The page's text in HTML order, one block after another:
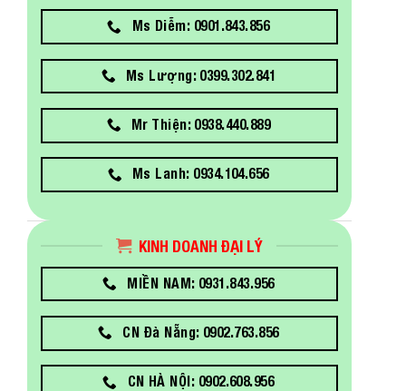
Ms Diễm: 0901.843.856
Ms Lượng: 0399.302.841
Mr Thiện: 0938.440.889
Ms Lanh: 0934.104.656
KINH DOANH ĐẠI LÝ
MIỀN NAM: 0931.843.956
CN Đà Nẵng: 0902.763.856
CN HÀ NỘI: 0902.608.956